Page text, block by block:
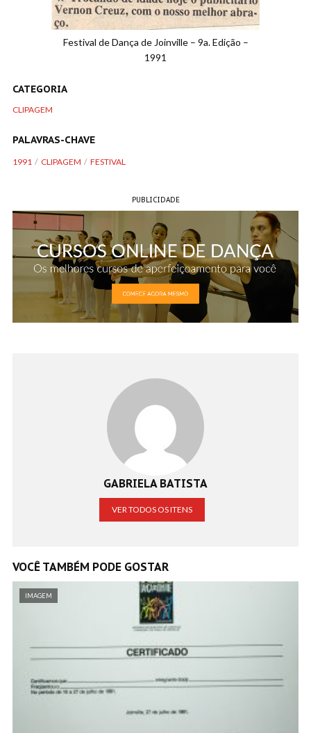
Festival de Dança de Joinville – 9a. Edição –
1991
CATEGORIA
CLIPAGEM
PALAVRAS-CHAVE
1991 CLIPAGEM FESTIVAL
PUBLICIDADE
GABRIELA BATISTA
VER TODOS OS ITENS
VOCÊ TAMBÉM PODE GOSTAR
IMAGEM